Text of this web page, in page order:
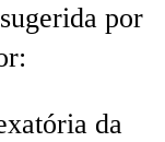
por
da